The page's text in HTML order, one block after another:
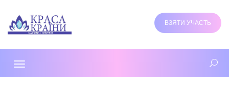
ВЗЯТИ УЧАСТЬ
Toggle